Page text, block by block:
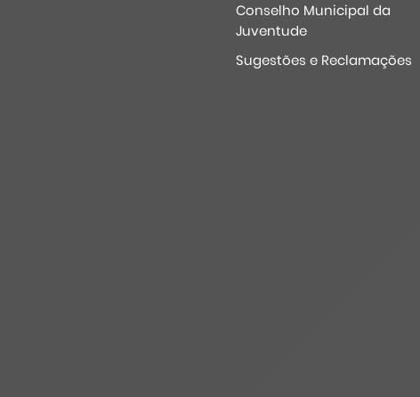
Conselho Municipal da
Juventude
Sugestões e Reclamações